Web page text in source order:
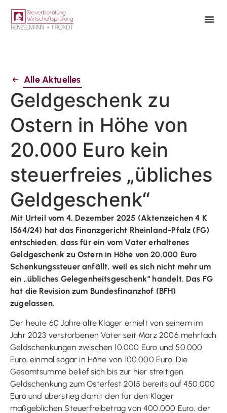
Alle Aktuelles
Geldgeschenk zu
Ostern in Höhe von
20.000 Euro kein
steuerfreies „übliches
Geldgeschenk“
Mit Urteil vom 4. Dezember 2025 (Aktenzeichen 4 K
1564/24) hat das Finanzgericht Rheinland-Pfalz (FG)
entschieden, dass für ein vom Vater erhaltenes
Geldgeschenk zu Ostern in Höhe von 20.000 Euro
Schenkungssteuer anfällt, weil es sich nicht mehr um
ein „übliches Gelegenheitsgeschenk“ handelt. Das FG
hat die Revision zum Bundesfinanzhof (BFH)
zugelassen.
Der heute 60 Jahre alte Kläger erhielt von seinem im
Jahr 2023 verstorbenen Vater seit März 2006 mehrfach
Geldschenkungen zwischen 10.000 Euro und 50.000
Euro, einmal sogar in Höhe von 100.000 Euro. Die
Gesamtsumme belief sich bis zur hier streitigen
Geldschenkung zum Osterfest 2015 bereits auf 450.000
Euro und überstieg damit den für den Kläger
maßgeblichen Steuerfreibetrag von 400.000 Euro, der